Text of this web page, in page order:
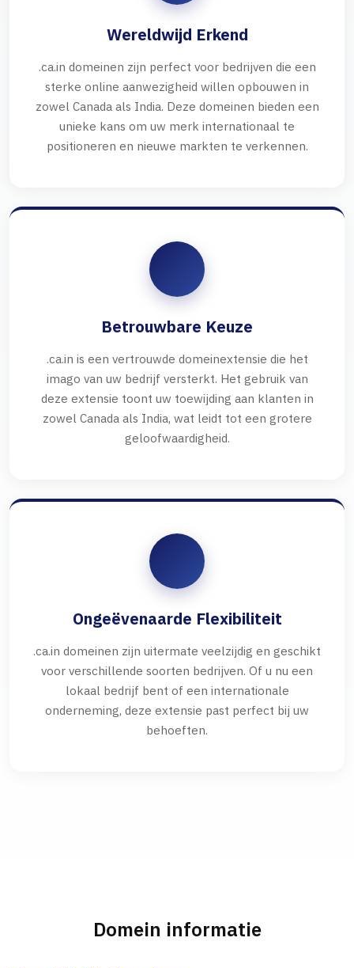
Wereldwijd Erkend
.ca.in domeinen zijn perfect voor bedrijven die een
sterke online aanwezigheid willen opbouwen in
zowel Canada als India. Deze domeinen bieden een
unieke kans om uw merk internationaal te
positioneren en nieuwe markten te verkennen.
Betrouwbare Keuze
.ca.in is een vertrouwde domeinextensie die het
imago van uw bedrijf versterkt. Het gebruik van
deze extensie toont uw toewijding aan klanten in
zowel Canada als India, wat leidt tot een grotere
geloofwaardigheid.
Ongeëvenaarde Flexibiliteit
.ca.in domeinen zijn uitermate veelzijdig en geschikt
voor verschillende soorten bedrijven. Of u nu een
lokaal bedrijf bent of een internationale
onderneming, deze extensie past perfect bij uw
behoeften.
Domein informatie